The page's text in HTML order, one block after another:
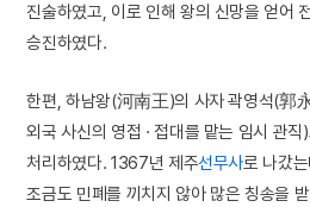
진술하였고, 이로 인해 왕의 신망을 얻어
승진하였다.
한편, 하남왕(河南王)의 사자 곽영석(郭
외국 사신의 영접 · 접대를 맡는 임시 관
처리하였다. 1367년 제주선무사로 나갔
조금도 민폐를 끼치지 않아 많은 칭송을